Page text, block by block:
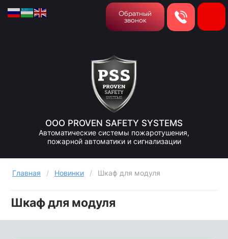
Обратный
звонок
ООО PROVEN SAFETY SYSTEMS
Автоматические системы пожаротушения,
пожарной автоматики и сигнализации
Главная / Новинки / Шкаф для модуля
Шкаф для модуля